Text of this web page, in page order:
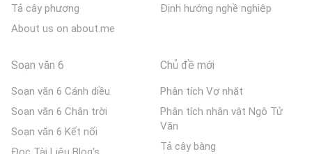
Tả cây phượng
About us on about.me
Định hướng nghề nghiệp
Soạn văn 6
Soạn văn 6 Cánh diều
Soạn văn 6 Chân trời
Soạn văn 6 Kết nối
Chủ đề mới
Phân tích Vợ nhặt
Phân tích nhân vật Ngô Tử
Văn
Tả cây bàng